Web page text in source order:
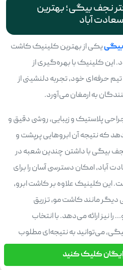
نجف بیگی؛ بهترین
آباد
یکی از بهترین کلینیک کاشت
این کلینیک با بهره‌گیری از
حرفه‌ای خود، تجربه دلنشینی از
به ارمغان می‌آورد.
پلاستیک و زیبایی، روشی دقیق و
که نتیجه آن ابروهایی پرپشت و
بیگی با داشتن چندین شعبه در
آباد، امکان دسترسی آسان را برای
این کلینیک علاوه بر کاشت ابرو،
مانند کاشت مو، تزریق
را نیز ارائه می‌دهد. با انتخاب
می‌توانید به نتیجه‌ای مطلوب
کلیک کنید